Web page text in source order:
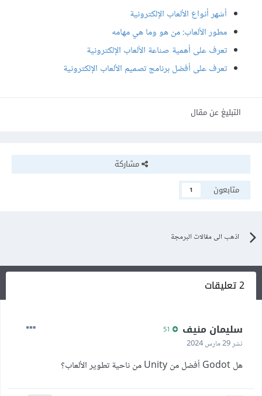
أشهر أنواع الألعاب الإلكترونية
مطور الألعاب: من هو وما هي مهامه
تعرف على أهمية صناعة الألعاب الإلكترونية
تعرف على أفضل برنامج تصميم الألعاب الإلكترونية
التبليغ عن مقال
مشاركة
متابعون
1
اذهب الى مقالات البرمجة
2 تعليقات
سليمان منيف
نشر29 مارس 2024
هل Godot أفضل من Unity من ناحية تطوير الألعاب؟